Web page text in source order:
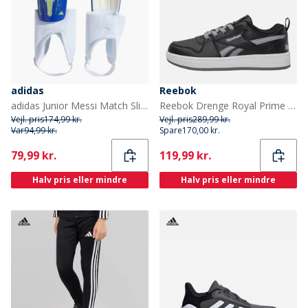
adidas
adidas Junior Messi Match Slip In Skinnebensklaver Silver Metallic/Lucid Blue/Solar Yellow
Vejl. pris174,99 kr.
Var94,99 kr.
Current
79,99 kr.
Halv pris eller mindre
Reebok
Reebok Drenge Royal Prime 2.0 Træningssko Sort/Grå/Hvid
Vejl. pris289,99 kr.
Spare170,00 kr.
Current
119,99 kr.
Halv pris eller mindre